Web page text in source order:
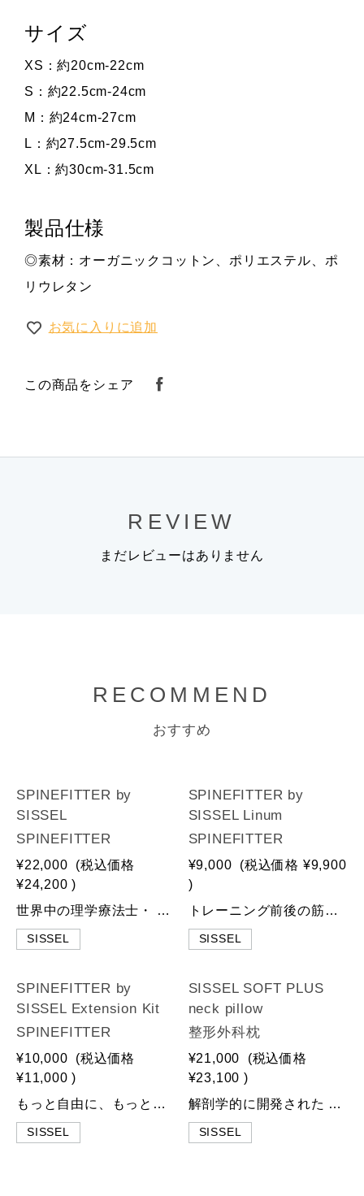
サイズ
XS：約20cm-22cm
S：約22.5cm-24cm
M：約24cm-27cm
L：約27.5cm-29.5cm
XL：約30cm-31.5cm
製品仕様
◎素材：オーガニックコットン、ポリエステル、ポ
リウレタン
お気に入りに追加
この商品をシェア
REVIEW
まだレビューはありません
RECOMMEND
おすすめ
SPINEFITTER by
SISSEL
SPINEFITTER
¥22,000
(税込価格
¥24,200 )
世界中の理学療法士・ アスリートが愛用する、 次世代のコンディショニングツール SPINEFITTER スパインフィッターは、28個のボールが背骨に沿って配置された革新的なトレーニングツール。 深部筋へのアプローチに優れ、以下のような幅広い効果が期待できます： ✔背中・首・肩まわりの筋緊張をリリース ✔関節の可動域を改善 ✔深層筋の強化 ✔背中の経絡刺激による自律神経・エネルギーバランスの調整 ✔足部・手部アーチ機能の活性化 仰向けに寝るだけでも、棘突起がボールの列に沈み、脊柱周囲の筋・筋膜へ効果的にアプローチ。ピラティスやヨガ、フィットネス、リハビリまで、幅広く活用いただけます。 直感的に扱いやすく、すぐに効果を実感できるため、プロから一般の方まで幅広く支持されています。ご自宅でのセルフケアから、スタジオ・治療現場まで、あらゆるシーンに対応。 【製品情報】 ■内容：本体、キャリーストラップ、取扱説明書 ■素材 SPINEFITTER：ポリウレタン キャリーストラップ：ポリエステル ■寸法 SPINEFITTER：84×12×6cm キャリーストラップ：250×2cm ■製品重量：約850g ■耐荷重：150kg ■カラー展開：anthrazit、green、blue、purple-red（全4色） ■背中に背負って快適に持ち運べるキャリーストラップ付き ■Lab Selectionは日本の正規代理店として販売しています。 ※本製品の感じ方や効果の現れ方には個人差がありますので、あらかじめご了承ください。 【配送について】 ※他商品との同梱が不可の商品ですので、送料は下記を適用いたします。 □全国一律料金：1,100円（税込） □北海道・沖縄：2,200円（税込） □商品合計金額が、税込30,000円以上で送料無料となります。 ※実際の商品はお客様のお使いの端末や閲覧環境により、写真と実物の色味や質感が多少異なって見える場合がございます。予めご了承ください。
SISSEL
SPINEFITTER by
SISSEL Linum
SPINEFITTER
¥9,000 (税込価格 ¥9,900
)
トレーニング前後の筋肉をやさしくケア 温めて、冷やして、整えるボディケアパッド Linum トレーニング前後の筋肉を心地よく緩める、温熱・冷却の両方に対応したケアパッドです。SPINEFITTERとの併用で筋肉の緊張をやさしくほぐし、深部から整えることで、トレーニングの準備・回復を効果的にサポートします。 天然の亜麻仁が詰まっており、やさしくフィットしながら、持続的な保温・保冷効果を発揮します。自宅はもちろん、スタジオや出張先でも、簡単に本格ケアが可能です。 【使用方法】 ◆温める場合：電子レンジまたはオーブンで加熱（目安：600Wで約2分） ※加熱後は軽く振って熱を均等にしてください。 ※電子レンジご使用の際は、プレートが支障なく回転でき、Linum本体が電子レンジの壁に触れないことを確認してください。 ◆冷やす場合：ビニール袋に入れ、冷蔵庫または冷凍庫で2時間以上冷却 ↓ご使用の前には、「取扱説明書」を必ずお読みください。 【特徴・効果】 ✔筋肉のリラックスやほぐしに最適 ✔SPINEFITTERと併用して、さらに効果的なトレーニングとリラックス効果を実現 ✔温冷調整が簡単でお好みの温度で使用可能 ✔特定の筋肉部位や身体領域にフィットし、快適な使用感 【製品情報】 ■内容：Linum本体、取扱説明書（※SPINEFITTERは別売りです） ■Lab Selectionは日本の正規代理店として販売しています。 ※本製品の感じ方や効果の現れ方には個人差がありますので、あらかじめご了承ください。
SISSEL
SPINEFITTER by
SISSEL Extension Kit
SPINEFITTER
¥10,000
(税込価格
¥11,000 )
もっと自由に、もっと遠くへ。 SPINEFITTERを“自分サイズ”に Extension Kit SPINEFITTERを12cm(ボール2組分)延長できるオプションパーツです。身長170cm台後半以上の方に最適な長さで、より快適で効果的なトレーニングを実現します。 肩甲骨まわりや腰まわりなど、横方向にも取り付けられ、部位に応じたアプローチが可能となります。 シンプルな構造のため、正しい位置への着脱もスムーズです。 4つのボール(SPINEFITTER Mini)は単体での使用もOK。 個々の部位の緊張を和らげ、筋肉の深層部を強化します。 コンパクトかつ軽量なため、自宅はもちろん、旅行先や外出先でも、より自由に・気軽にトレーニングに取り組むことができます。 【特徴・効果】 ✔お持ちのSPINEFITTERを延長できるため、身長170cm台後半以上の方に最適 ✔超小型で軽量 - 旅行、オフィス、外出先での使用も◎ ✔脊椎の部分的な可動化エクササイズをサポート ✔個々の部位の筋膜を緩めるのに役立ちます ✔バランスエクササイズや深部筋肉構造の強化に適しています 【製品情報】 ■内容：SPINEFITTER Mini、コネクター、取扱説明書（※SPINEFITTER、キャリーストラップは別売りです） ■耐荷重：150kg ■Lab Selectionは日本の正規代理店として販売しています。 ※本製品の感じ方や効果の現れ方には個人差がありますので、あらかじめご了承ください。
SISSEL
SISSEL SOFT PLUS
neck pillow
整形外科枕
¥21,000
(税込価格
¥23,100 )
解剖学的に開発された 整形外科枕 毎日に、健やかな眠りと安らぎを。 SISSEL®のすべての整形外科用枕は独自の傾斜設計により、肩を自然な位置に導き、背骨と椎間板をしっかりとサポートします。 35年以上にわたり、試行錯誤を重ねた形状、品質、そしてデザインは背骨を解剖学的に正しい位置へと優しく導きます。 最初は首や背骨にわずかなストレッチ感を覚えることがあるかもしれませんが、これは身体が自然で健康的な睡眠姿勢に適応するために少し時間（2〜14晩）を必要とし、解剖学的に設計された整形外科用枕で寝ることに慣れる過程です。 SISSEL SOFT PLUS neck pillow ～やさしく包み込む、低反発の心地よさ～ SOFT PLUSはより柔らかい感触の低反発フォーム（ビスコエラスティックフォーム）を使用しているため、体の形にフィットして包まれるように沈み込みやすいのが特徴です。体の形に合わせてゆっくりと馴染んでいき、圧迫に弱い筋肉に問題がある場合の使用が推奨されています。 こんな方におすすめ： ・首や背中の筋肉に急性の問題がある方 ・圧力に敏感な筋肉がある方 ・首、背中、肩の問題に特定のサポートを必要とする方 【特徴】 ✔クラシックな形状と、低反発フォームの特性を組み合わせたやさしくフィットする理想的な枕 ✔圧力を均等に分散し、サポートや矯正の強度をやや抑えることで、首が敏感な方にも最適 ✔パッドを追加・取り外しすることで高さ調整が可能 【製品情報】 ■内容：本体、ベロアカバー付き (綿75%、ポリエステル25%、40度で洗濯可能) ■枕芯：特殊フォーム（粘弾性）- 手洗いのみ ■寸法：約47×33×11～14 cm ■Lab Selectionは日本の正規代理店として販売しています。 ※本製品の感じ方や効果の現れ方には個人差がありますので、あらかじめご了承ください。
SISSEL